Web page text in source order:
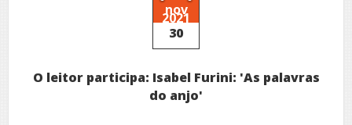
nov
2021
30
O leitor participa: Isabel Furini: 'As palavras
do anjo'